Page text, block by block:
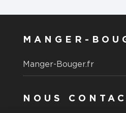
MANGER-
Manger-Bouger.fr
NOUS